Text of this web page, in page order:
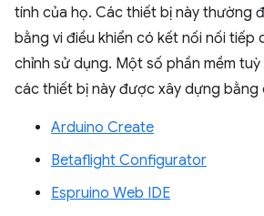
tính của họ. Các thiết bị này thường
bằng vi điều khiển có kết nối nối tiếp
chỉnh sử dụng. Một số phần mềm tuỳ
các thiết bị này được xây dựng bằng
Arduino Create
Betaflight Configurator
Espruino Web IDE